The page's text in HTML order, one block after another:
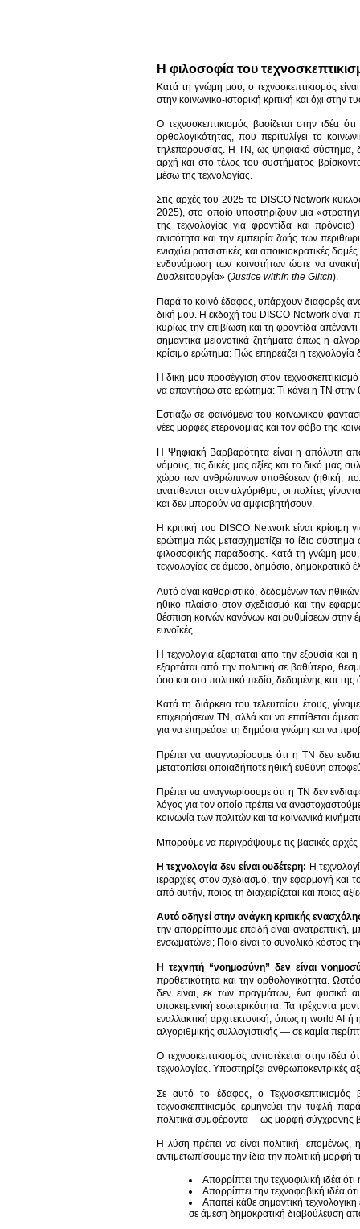
Η φιλοσοφία του
Κατά τη γνώμη μου, ο τεχνοσκεπτικισμός
στην κοινωνικο-ιστορική κριτική και όχι
Ο τεχνοσκεπτικισμός βασίζεται στην ιδέα
ορθολογικότητας, που περιτυλίγει το
τηλεπαρουσίας. Η ΤΝ, ως ψηφιακό σύστημα,
αρχή και στο τέλος του συστήματος
μέσω της τεχνολογίας.
Στις αρχές του 2025 το DISCO Network
2025), στο οποίο υποστηρίζουν μια
της τεχνολογίας για φροντίδα και
ανισότητα και την εμπειρία ζωής των
ενισχύει ρατσιστικές και αποικιοκρατικές
ενδυνάμωση των κοινοτήτων ώστε να
Δυσλειτουργία» (Justice within the Glitch).
Παρά το κοινό έδαφος, υπάρχουν διαφορές
δική μου. Η εκδοχή του DISCO Network είναι
κυρίως την επιβίωση και τη φροντίδα
σημαντικά μειονοτικά ζητήματα όπως η
κρίσιμο ερώτημα: Πώς επηρεάζει η τεχνολογία
Η δική μου προσέγγιση στον
να απαντήσω στο ερώτημα: Τι κάνει η ΤΝ στην
Εστιάζω σε φαινόμενα του κοινωνικού
νέες μορφές ετερονομίας και τον φόβο της
Η Ψηφιακή Βαρβαρότητα είναι η απόλυτη
νόμους, τις δικές μας αξίες και το δικό
χώρο των ανθρώπινων υποθέσεων (ηθική,
ανατίθενται στον αλγόριθμο, οι πολίτες
και δεν μπορούν να αμφισβητήσουν.
Η κριτική του DISCO Network είναι
ερώτημα πώς μετασχηματίζει το ίδιο
φιλοσοφικής παράδοσης. Κατά τη γνώμη
τεχνολογίας σε άμεσο, δημόσιο, δημοκρατικό
Αυτό είναι καθοριστικό, δεδομένων των
ηθικό πλαίσιο στον σχεδιασμό και την
θέσπιση κοινών κανόνων και ρυθμίσεων στην
ευνοϊκές.
Η τεχνολογία εξαρτάται από την εξουσία και
εξαρτάται από την πολιτική σε βαθύτερο,
όσο και στο πολιτικό πεδίο, δεδομένης και
Κατά τη διάρκεια του τελευταίου έτους,
επιχειρήσεων ΤΝ, αλλά και να επιτίθεται
για να επηρεάσει τη δημόσια γνώμη και να
Πρέπει να αναγνωρίσουμε ότι η ΤΝ δεν
μετατοπίσει οποιαδήποτε ηθική ευθύνη
Πρέπει να αναγνωρίσουμε ότι η ΤΝ δεν
λόγος για τον οποίο πρέπει να
κοινωνία των πολιτών και τα κοινωνικά
Μπορούμε να περιγράψουμε τις βασικές
Η τεχνολογία δεν είναι ουδέτερη: Η
ιεραρχίες στον σχεδιασμό, την εφαρμογή και
από αυτήν, ποιος τη διαχειρίζεται και ποιες
Αυτό οδηγεί στην ανάγκη κριτικής
την απορρίπτουμε επειδή είναι
ενσωματώνει; Ποιο είναι το συνολικό κόστος
Η τεχνητή “νοημοσύνη” δεν είναι
προθετικότητα και την ορθολογικότητα.
δεν είναι, εκ των πραγμάτων, ένα φυσικά
υποκειμενική εσωτερικότητα. Τα τρέχοντα
εναλλακτική αρχιτεκτονική, όπως η world AI
αλγοριθμικής συλλογιστικής — σε καμία
Ο τεχνοσκεπτικισμός αντιστέκεται στην ιδέα
τεχνολογίας. Υποστηρίζει ανθρωποκεντρικές
Σε αυτό το έδαφος, ο
τεχνοσκεπτικισμός ερμηνεύει την τυφλή
πολιτικά συμφέροντα— ως μορφή σύγχρονης
Η λύση πρέπει να είναι πολιτική·
αντιμετωπίσουμε την ίδια την πολιτική μορφή
Απορρίπτει την τεχνοφιλική ιδέα
Απορρίπτει την τεχνοφοβική ιδέα
Απαιτεί κάθε σημαντική
σε άμεση δημοκρατική διαβούλευση